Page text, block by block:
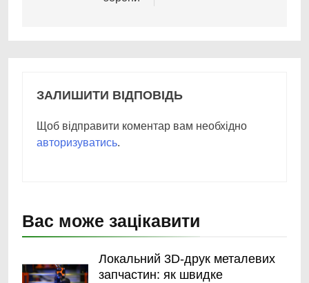
ЗАЛИШИТИ ВІДПОВІДЬ
Щоб відправити коментар вам необхідно
авторизуватись.
Вас може зацікавити
Локальний 3D-друк металевих
запчастин: як швидке